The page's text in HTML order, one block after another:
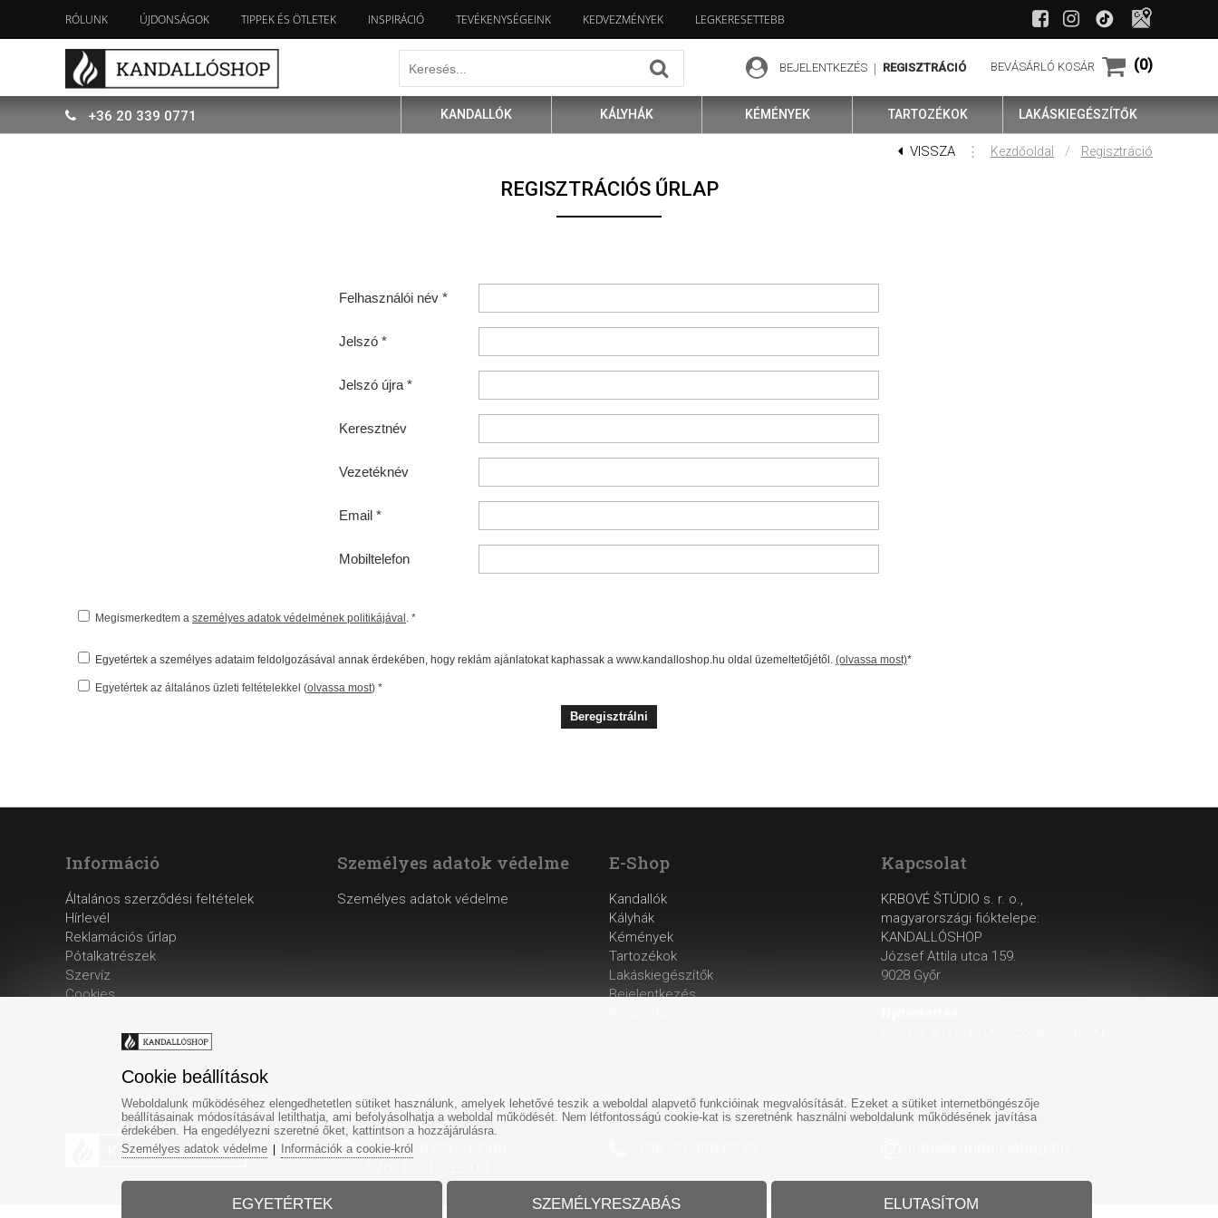
RÓLUNK ÚJDONSÁGOK TIPPEK ÉS ÖTLETEK INSPIRÁCIÓ TEVÉKENYSÉGEINK KEDVEZMÉNYEK LEGKERESETTEBB
KANDALLÓK KÁLYHÁK KÉMÉNYEK TARTOZÉKOK LAKÁSKIEGÉSZÍTŐK
BEJELENTKEZÉS REGISZTRÁCIÓ
+36 20 339 0771
BEVÁSÁRLÓ KOSÁR (0)
VISSZA ⋮ Kezdőoldal / Regisztráció
REGISZTRÁCIÓS ŰRLAP
Felhasználói név *
Jelszó *
Jelszó újra *
Keresztnév
Vezetéknév
Email *
Mobiltelefon
Megismerkedtem a személyes adatok védelmének politikájával . *
Egyetértek a személyes adataim feldolgozásával annak érdekében, hogy reklám ajánlatokat kaphassak a www.kandalloshop.hu oldal üzemeltetőjétől. (olvassa most)*
Egyetértek az általános üzleti feltételekkel (olvassa most) *
Információ
Általános szerződési feltételek
Hírlevél
Reklamációs űrlap
Pótalkatrészek
Szervíz
Cookies
Személyes adatok védelme
Személyes adatok védelme
E-Shop
Kandallók
Kályhák
Kémények
Tartozékok
Lakáskiegészítők
Bejelentkezés
Kapcsolat
KRBOVÉ ŠTÚDIO s. r. o.,
magyarországi fióktelepe:
KANDALLÓSHOP
József Attila utca 159.
9028 Győr
Hé-Pé: 8:00 - 17:00
Cookie beállítások
Weboldalunk működéséhez elengedhetetlen sütiket használunk, amelyek lehetővé teszik a weboldal alapvető funkcióinak megvalósítását. Ezeket a sütiket internetböngészője
beállításainak módosításával letilthatja, ami befolyásolhatja a weboldal működését. Nem létfontosságú cookie-kat is szeretnénk használni weboldalunk működésének javítása
érdekében. Ha engedélyezni szeretné őket, kattintson a hozzájárulásra.
Személyes adatok védelme
Információk a cookie-król
EGYETÉRTEK SZEMÉLYRESZABÁS ELUTASÍTOM